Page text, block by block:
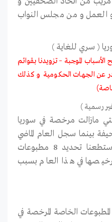
و العمل و من مجلس النواب
( سري للغاية )
الموجبة – تزويدنا بقوائم
عن الجهات الحكومية و كذلك
رسمية )
مازالت مرخصة في سوريا
2009 ب 150 صحيفة بينما سجل العام الماضي
وجود 120 ترخيص و قد استطعنا تحديد 8 مطبوعات
في هذا العام بسبب
الخاصة المرخصة في